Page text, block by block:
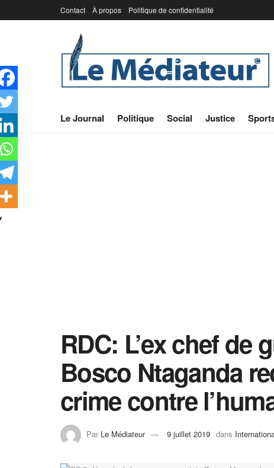
Contact À propos Politique de confidentialité
Le Journal Politique Social Justice
RDC: L’ex chef de
Bosco Ntaganda
crime contre
Par Le Médiateur 9 juillet 2019 dans